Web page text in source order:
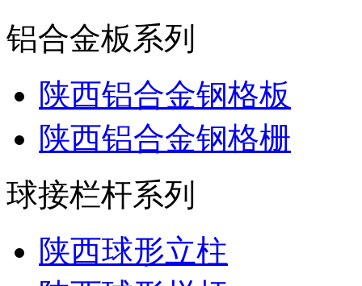
铝合金板系列
陕西铝合金钢格板
陕西铝合金钢格栅
球接栏杆系列
陕西球形立柱